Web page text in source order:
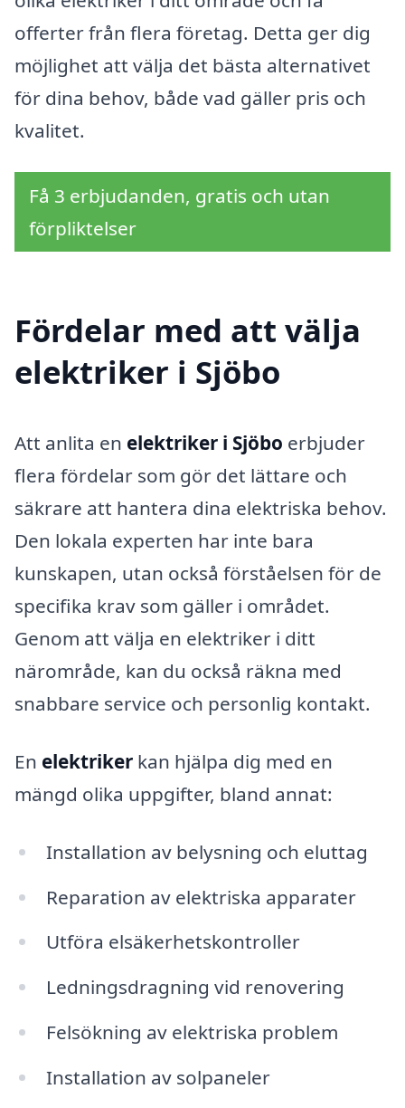
offerter från flera företag. Detta ger dig
möjlighet att välja det bästa alternativet
för dina behov, både vad gäller pris och
kvalitet.
Få 3 erbjudanden, gratis och utan
förpliktelser
Fördelar med att välja
elektriker i Sjöbo
Att anlita en elektriker i Sjöbo erbjuder
flera fördelar som gör det lättare och
säkrare att hantera dina elektriska behov.
Den lokala experten har inte bara
kunskapen, utan också förståelsen för de
specifika krav som gäller i området.
Genom att välja en elektriker i ditt
närområde, kan du också räkna med
snabbare service och personlig kontakt.
En elektriker kan hjälpa dig med en
mängd olika uppgifter, bland annat:
Installation av belysning och eluttag
Reparation av elektriska apparater
Utföra elsäkerhetskontroller
Ledningsdragning vid renovering
Felsökning av elektriska problem
Installation av solpaneler